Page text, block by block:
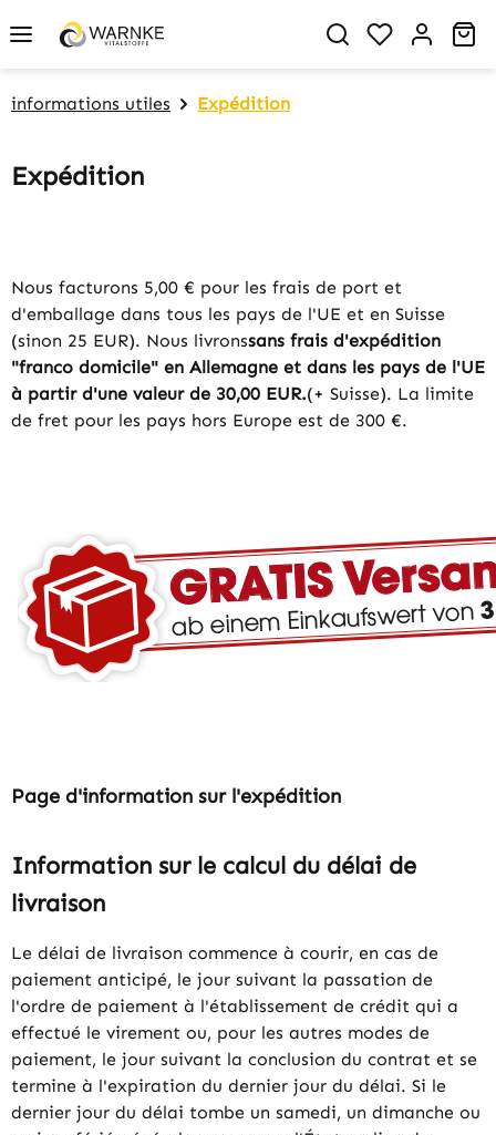
content You have 0
informations utiles Expédition
Expédition
Nous facturons 5,00 € pour les frais de port et
d'emballage dans tous les pays de l'UE et en Suisse
(sinon 25 EUR). Nous livronssans frais d'expédition
"franco domicile" en Allemagne et dans les pays de l'UE
à partir d'une valeur de 30,00 EUR.(+ Suisse). La limite
de fret pour les pays hors Europe est de 300 €.
Page d'information sur l'expédition
Information sur le calcul du délai de
livraison
Le délai de livraison commence à courir, en cas de
paiement anticipé, le jour suivant la passation de
l'ordre de paiement à l'établissement de crédit qui a
effectué le virement ou, pour les autres modes de
paiement, le jour suivant la conclusion du contrat et se
termine à l'expiration du dernier jour du délai. Si le
dernier jour du délai tombe un samedi, un dimanche ou